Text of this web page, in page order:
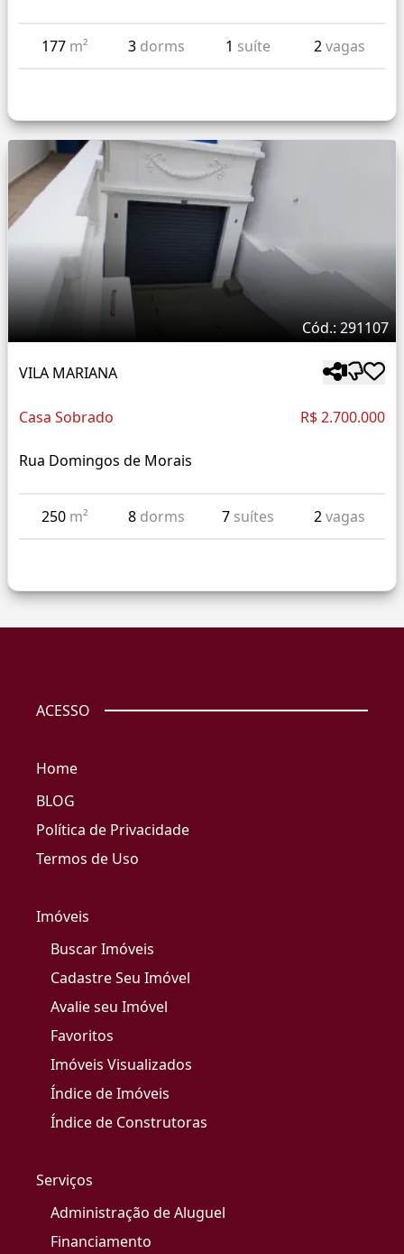
177 m² 3 dorms 1 suíte 2vagas
Cód.: 291107
VILA MARIANA
Casa Sobrado R$ 2.700.000
Rua Domingos de Morais
250 m² 8 dorms 7 suítes 2vagas
ACESSO
Home
BLOG
Política de Privacidade
Termos de Uso
Imóveis
Buscar Imóveis
Cadastre Seu Imóvel
Avalie seu Imóvel
Favoritos
Imóveis Visualizados
Índice de Imóveis
Índice de Construtoras
Serviços
Administração de Aluguel
Financiamento